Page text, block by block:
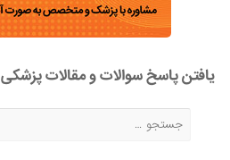
یافتن پاسخ سوالات و مقالات پزشکی